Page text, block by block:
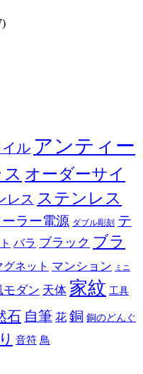
ル アンティー
オーダーサイ
レス ステンレス
ーラー電源 ダブル彫刻 テ
バラ ブラック ブラ
グネット マンション ミニ
モダン 天体 家紋 工具
石 自筆 花 銅 銅のどんぐ
音符 鳥